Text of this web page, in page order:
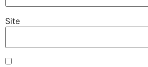
Site